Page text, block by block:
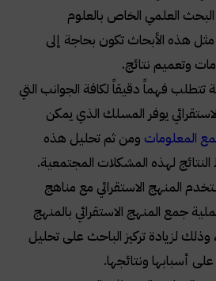
البحث العلمي الخاص بالعلوم
مثل هذه الأبحاث تكون بحاجة إلى
وتعميم نتائج.
فهماً دقيقاً لكافة الجوانب التي
يوفر المسلك الذي يمكن
المعلومات ومن ثم تحليل هذه
لهذه المشكلات المجتمعية.
المنهج الاستقرائي مع مناهج
جمع المنهج الاستقرائي بالمنهج
وذلك لزيادة تركيز الباحث على تحليل
أسبابها ونتائجها.